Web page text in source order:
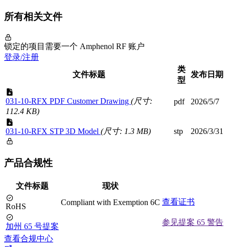
所有相关文件
锁定的项目需要一个 Amphenol RF 账户
登录/注册
文件标题
类
型
发布日期
031-10-RFX PDF Customer Drawing (尺寸:
112.4 KB)
pdf 2026/5/7
031-10-RFX STP 3D Model (尺寸: 1.3 MB) stp 2026/3/31
产品合规性
文件标题 现状
RoHS Compliant with Exemption 6C 查看证书
加州 65 号提案
参见提案 65 警告
查看合规中心